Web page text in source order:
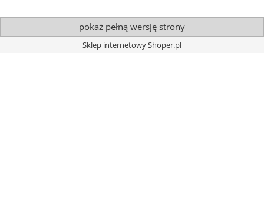
pokaż pełną wersję strony
Sklep internetowy Shoper.pl